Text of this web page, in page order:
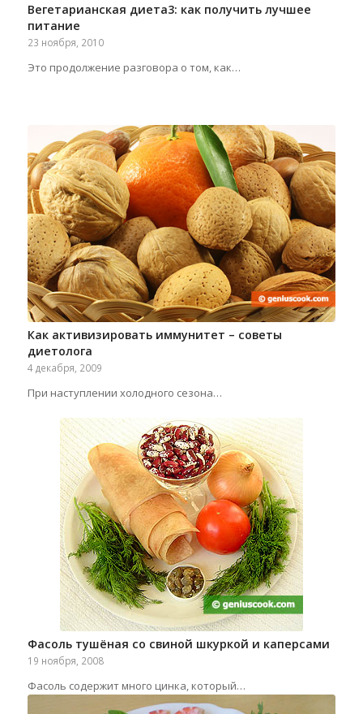
Вегетарианская диета3: как получить лучшее
питание
23 ноября, 2010
Это продолжение разговора о том, как…
Как активизировать иммунитет – советы
диетолога
4 декабря, 2009
При наступлении холодного сезона…
Фасоль тушёная со свиной шкуркой и каперсами
19 ноября, 2008
Фасоль содержит много цинка, который…